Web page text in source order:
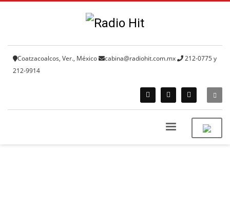
Coatzacoalcos, Ver., México cabina@radiohit.com.mx
212-0775 y
212-9914